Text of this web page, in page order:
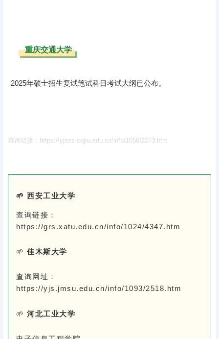
重庆交通大学
2025年硕士招生复试笔试科目考试大纲已公布。
查询链接：https://yjszs.cqjtu.edu.cn/info/1056/2273.htm
🌱 西安工业大学
查询链接：
https://grs.xatu.edu.cn/info/1024/4347.htm
🌱 佳木斯大学
查询网址：
https://yjs.jmsu.edu.cn/info/1093/2518.htm
🌱 河北工业大学